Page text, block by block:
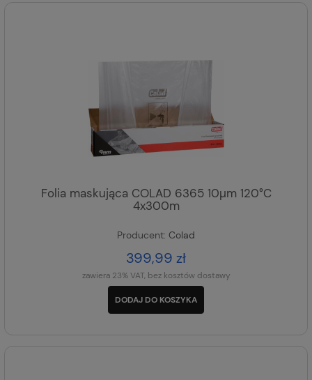
Folia maskująca COLAD 6365 10µm 120°C
4x300m
Producent: Colad
399,99 zł
zawiera 23% VAT, bez kosztów dostawy
DODAJ DO KOSZYKA